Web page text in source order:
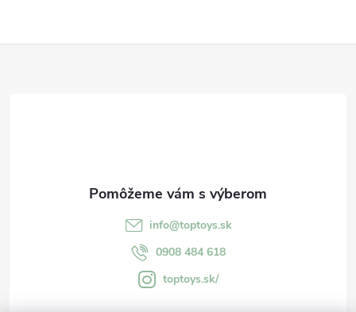
e
info@toptoys.sk
0908 484 618
toptoys.sk/